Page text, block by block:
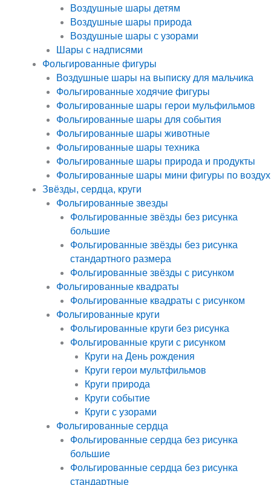
Воздушные шары детям
Воздушные шары природа
Воздушные шары с узорами
Шары с надписями
Фольгированные фигуры
Воздушные шары на выписку для мальчика
Фольгированные ходячие фигуры
Фольгированные шары герои мульфильмов
Фольгированные шары для события
Фольгированные шары животные
Фольгированные шары техника
Фольгированные шары природа и продукты
Фольгированные шары мини фигуры по воздух
Звёзды, сердца, круги
Фольгированные звезды
Фольгированные звёзды без рисунка
большие
Фольгированные звёзды без рисунка
стандартного размера
Фольгированные звёзды с рисунком
Фольгированные квадраты
Фольгированные квадраты с рисунком
Фольгированные круги
Фольгированные круги без рисунка
Фольгированные круги с рисунком
Круги на День рождения
Круги герои мультфильмов
Круги природа
Круги событие
Круги с узорами
Фольгированные сердца
Фольгированные сердца без рисунка
большие
Фольгированные сердца без рисунка
стандартные